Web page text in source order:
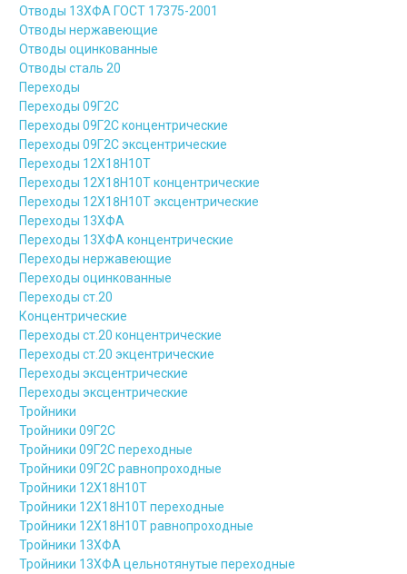
Отводы 13ХФА ГОСТ 17375-2001
Отводы нержавеющие
Отводы оцинкованные
Отводы сталь 20
Переходы
Переходы 09Г2С
Переходы 09Г2С концентрические
Переходы 09Г2С эксцентрические
Переходы 12Х18Н10Т
Переходы 12Х18Н10Т концентрические
Переходы 12Х18Н10Т эксцентрические
Переходы 13ХФА
Переходы 13ХФА концентрические
Переходы нержавеющие
Переходы оцинкованные
Переходы ст.20
Концентрические
Переходы ст.20 концентрические
Переходы ст.20 экцентрические
Переходы эксцентрические
Переходы эксцентрические
Тройники
Тройники 09Г2С
Тройники 09Г2С переходные
Тройники 09Г2С равнопроходные
Тройники 12Х18Н10Т
Тройники 12Х18Н10Т переходные
Тройники 12Х18Н10Т равнопроходные
Тройники 13ХФА
Тройники 13ХФА цельнотянутые переходные